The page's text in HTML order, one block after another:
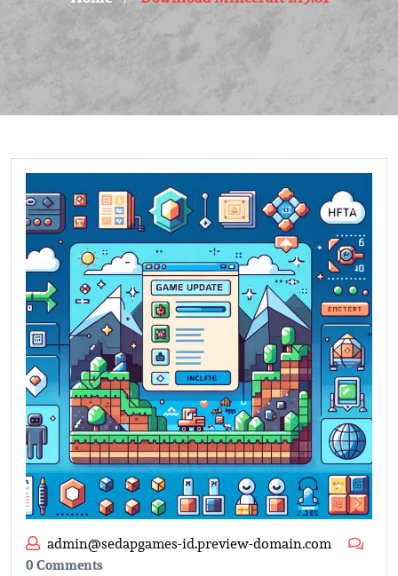
admin@sedapgames-id.preview-domain.com
0 Comments